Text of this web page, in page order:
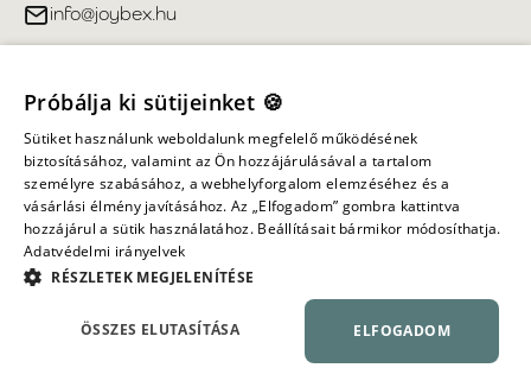
info@joybex.hu
Fiókom
Információ
Minden jog fenntartva ©
Próbálja ki sütijeinket 🍪
Sütiket használunk weboldalunk megfelelő működésének
biztosításához, valamint az Ön hozzájárulásával a tartalom
személyre szabásához, a webhelyforgalom elemzéséhez és a
vásárlási élmény javításához. Az „Elfogadom” gombra kattintva
hozzájárul a sütik használatához. Beállításait bármikor módosíthatja.
Adatvédelmi irányelvek
RÉSZLETEK MEGJELENÍTÉSE
ELFOGADOM
ÖSSZES ELUTASÍTÁSA